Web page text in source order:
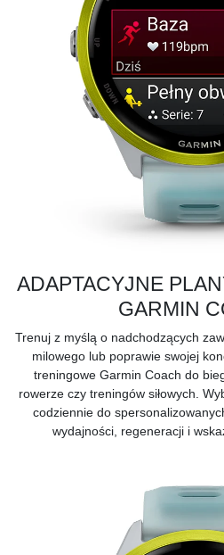
ADAPTACYJNE
GARMIN
Trenuj z myślą o nadchodzących
milowego lub poprawie swojej
treningowe Garmin Coach do
rowerze czy treningów siłowych.
codziennie do
wydajności, regeneracji i